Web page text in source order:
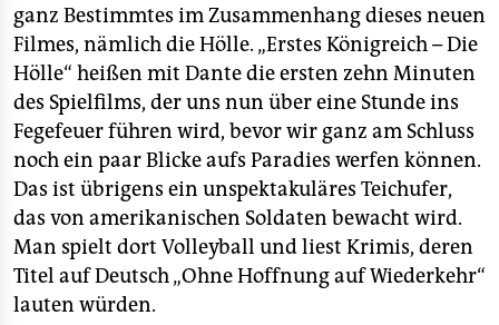
ganz Bestimmtes im Zusammenhang dieses neuen
Filmes, nämlich die Hölle. „Erstes Königreich – Die
Hölle“ heißen mit Dante die ersten zehn Minuten
des Spielfilms, der uns nun über eine Stunde ins
Fegefeuer führen wird, bevor wir ganz am Schluss
noch ein paar Blicke aufs Paradies werfen können.
Das ist übrigens ein unspektakuläres Teichufer,
das von amerikanischen Soldaten bewacht wird.
Man spielt dort Volleyball und liest Krimis, deren
Titel auf Deutsch „Ohne Hoffnung auf Wiederkehr“
lauten würden.